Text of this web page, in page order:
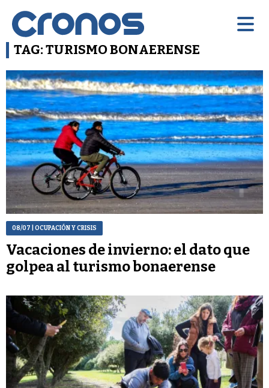
TAG: TURISMO BONAERENSE
08/07 | OCUPACIÓN Y CRISIS
Vacaciones de invierno: el dato que
golpea al turismo bonaerense